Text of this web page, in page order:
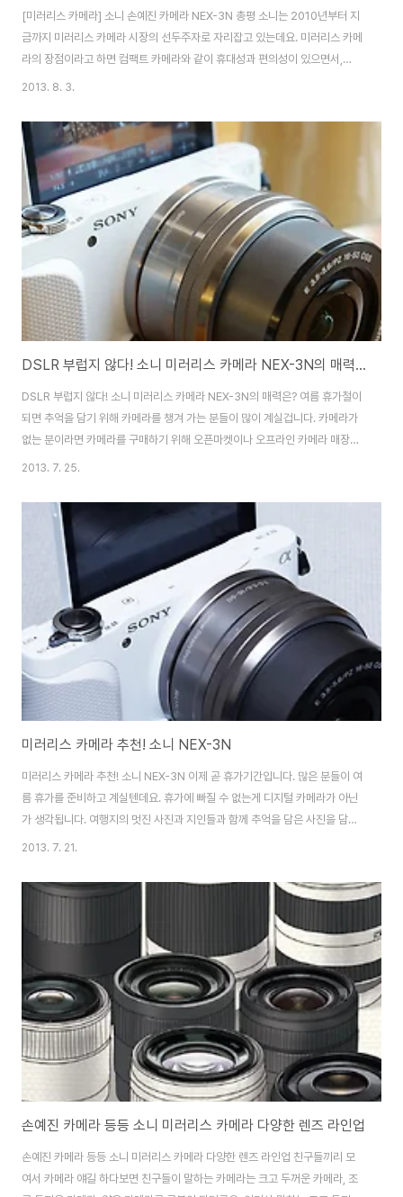
[미러리스 카메라] 소니 손예진 카메라 NEX-3N 총평 소니는 2010년부터 지
금까지 미러리스 카메라 시장의 선두주자로 자리잡고 있는데요. 미러리스 카메
라의 장점이라고 하면 컴팩트 카메라와 같이 휴대성과 편의성이 있으면서,
DSLR의 성능과 기능까지 갖추고 있다는 것입니다. 소니에서는 작년 NEX-5R
NEX-F3의 후속작 NEX-3N을 출시하며 상승세를 이어가고 있습니다. 소니
미러리스 카메라 NEX-3N의 패키지는 깔끔한 화이트와 블랙색상으로 제품의
디자인과 스펙 그리고 구성품을 소개해주고 있습니다. NEX-3N의 구성품은
카메라 본체와 사용설명서, 제품보증서, 배터리와 전원어답터 그리고 데이터케
이블, 전용 스트랩, 소프..
2013. 8. 3.
DSLR 부럽지 않다! 소니 미러리스 카메라 NEX-3N의 매력은?
DSLR 부럽지 않다! 소니 미러리스 카메라 NEX-3N의 매력은? 여름 휴가철이
되면 추억을 담기 위해 카메라를 챙겨 가는 분들이 많이 계실겁니다. 카메라가
없는 분이라면 카메라를 구매하기 위해 오픈마켓이나 오프라인 카메라 매장에
서 카메라를 알아보실건데요. 아무래도 좋은 결과물을 얻기 위해 DSLR이나
은 카메라로 소니 NEX-3를 추천하고 싶습니다. 이유는 DSLR 카메라와 동일
한 크기의 APS-C 타입 센서를 탑재한 카메라 중 가장 작고 가벼워 휴대성은
좋고 촬영 또한 쉽다는 장점이 있는데요. NEX-3은 현재 출시되어 있는 미러리
스 카메라 중 가장 간편하고 스타일리시하게 DSLR과 같은 고화질 결과물을
얻을 수 있는 제품이 ..
2013. 7. 25.
미러리스 카메라 추천! 소니 NEX-3N
미러리스 카메라 추천! 소니 NEX-3N 이제 곧 휴가기간입니다. 많은 분들이 여
름 휴가를 준비하고 계실텐데요. 휴가에 빠질 수 없는게 디지털 카메라가 아닌
가 생각됩니다. 여행지의 멋진 사진과 지인들과 함께 추억을 담은 사진을 담아
오기에 꼭 필요한 것이 디지털 카메라인데요. 소니 미러리스 카메라 NEX-3N
에도 APS-C 타입 미러리스 카메라 가운데 가장 작고 가벼운 제품으로 여름 휴
가철에 제격인 카메라가 아닌가 생각됩니다. 이번 포스팅에서는 소니 NEX-
3N의 고감도 저노이즈 성능을 한번 알아볼까 하는데요. 감도(ISO)란,
International Organization Standardization의 약자로 이..
2013. 7. 21.
손예진 카메라 등등 소니 미러리스 카메라 다양한 렌즈 라인업
손예진 카메라 등등 소니 미러리스 카메라 다양한 렌즈 라인업 친구들끼리 모
여서 카메라 얘길 하다보면 친구들이 말하는 카메라는 크고 두꺼운 카메라, 조